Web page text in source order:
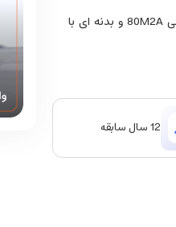
الكتروموتور abb 0.75 kw / 3000 rpm سه فاز از سري m2qa با کد فنی 80M2A و بدنه ای با
12 سال سابقه